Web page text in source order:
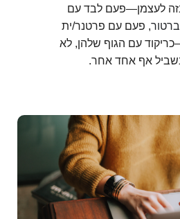
לעצמן—פעם לבד עם
, פעם עם פרטנר/ית
עם הגוף שלהן, לא
אף אחד אחר.